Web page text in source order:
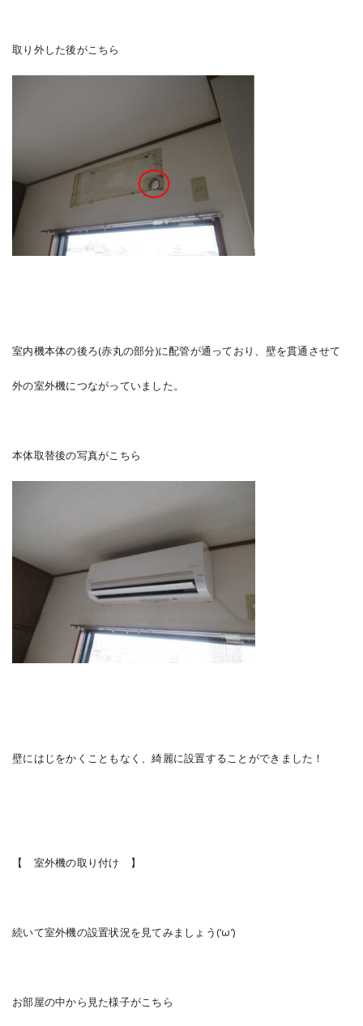
取り外した後がこちら
室内機本体の後ろ(赤丸の部分)に配管が通っており、壁を貫通させて
外の室外機につながっていました。
本体取替後の写真がこちら
壁にはじをかくこともなく、綺麗に設置することができました！
【 室外機の取り付け 】
続いて室外機の設置状況を見てみましょう(‘ω’)
お部屋の中から見た様子がこちら